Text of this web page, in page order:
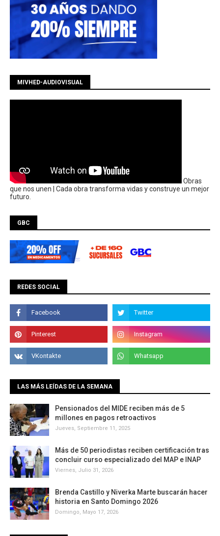
MIVHED-AUDIOVISUAL
Obras
que nos unen | Cada obra transforma vidas y construye un mejor
futuro.
GBC
REDES SOCIAL
LAS MÁS LEÍDAS DE LA SEMANA
Pensionados del MIDE reciben más de 5
millones en pagos retroactivos
Jueves, Septiembre 11, 2025
Más de 50 periodistas reciben certificación tras
concluir curso especializado del MAP e INAP
Viernes, Julio 31, 2026
Brenda Castillo y Niverka Marte buscarán hacer
historia en Santo Domingo 2026
Domingo, Mayo 17, 2026